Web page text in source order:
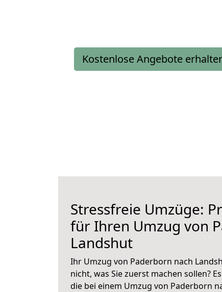
Kostenlose Angebote
Stressfreie Umzüge:
für Ihren Umzug von
Landshut
Ihr Umzug von Paderborn nach
nicht, was Sie zuerst machen sollen?
die bei einem Umzug von Paderborn